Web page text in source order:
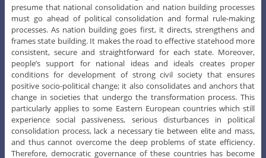
presume that national consolidation and nation building processes
must go ahead of political consolidation and formal rule-making
processes. As nation building goes first, it directs, strengthens and
frames state building. It makes the road to effective statehood more
consistent, secure and straightforward for each state. Moreover,
people’s support for national ideas and ideals creates proper
conditions for development of strong civil society that ensures
positive socio-political change; it also consolidates and anchors that
change in societies that undergo the transformation process. This
particularly applies to some Eastern European countries which still
experience social passiveness, serious disturbances in political
consolidation process, lack a necessary tie between elite and mass,
and thus cannot overcome the deep problems of state efficiency.
Therefore, democratic governance of these countries has become